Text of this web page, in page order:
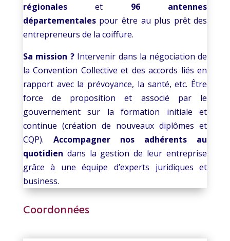
régionales
et
96 antennes
départementales pour être au plus prêt des
entrepreneurs de la coiffure.
Sa mission ? Intervenir dans la négociation de
la Convention Collective et des accords liés en
rapport avec la prévoyance, la santé, etc. Être
force de proposition et associé par le
gouvernement sur la formation initiale et
continue (création de nouveaux diplômes et
CQP). Accompagner nos adhérents au
quotidien dans la gestion de leur entreprise
grâce à une équipe d’experts juridiques et
business.
Coordonnées